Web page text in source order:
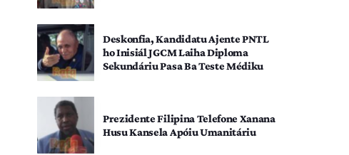
Deskonfia, Kandidatu Ajente PNTL
ho Inisiál JGCM Laiha Diploma
Sekundáriu Pasa Ba Teste Médiku
Prezidente Filipina Telefone Xanana
Husu Kansela Apóiu Umanitáriu